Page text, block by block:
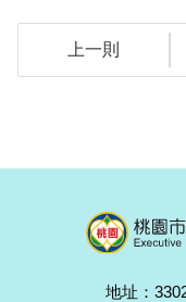
上一則
地址：